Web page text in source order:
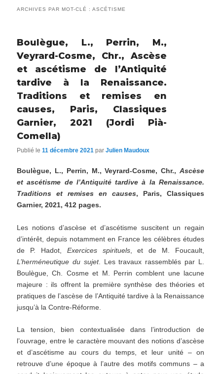
ARCHIVES PAR MOT-CLÉ :ASCÉTISME
Boulègue, L., Perrin, M.,
Veyrard-Cosme, Chr., Ascèse
et ascétisme de l’Antiquité
tardive à la Renaissance.
Traditions et remises en
causes, Paris, Classiques
Garnier, 2021 (Jordi Pià-
Comella)
Publié le11 décembre 2021 parJulien Maudoux
Boulègue, L., Perrin, M., Veyrard-Cosme, Chr., Ascèse
et ascétisme de l’Antiquité tardive à la Renaissance.
Traditions et remises en causes, Paris, Classiques
Garnier, 2021, 412 pages.
Les notions d’ascèse et d’ascétisme suscitent un regain
d’intérêt, depuis notamment en France les célèbres études
de P. Hadot, Exercices spirituels, et de M. Foucault,
L’herméneutique du sujet. Les travaux rassemblés par L.
Boulègue, Ch. Cosme et M. Perrin comblent une lacune
majeure : ils offrent la première synthèse des théories et
pratiques de l’ascèse de l’Antiquité tardive à la Renaissance
jusqu’à la Contre-Réforme.
La tension, bien contextualisée dans l’introduction de
l’ouvrage, entre le caractère mouvant des notions d’ascèse
et d’ascétisme au cours du temps, et leur unité – on
retrouve d’une époque à l’autre des motifs communs – a